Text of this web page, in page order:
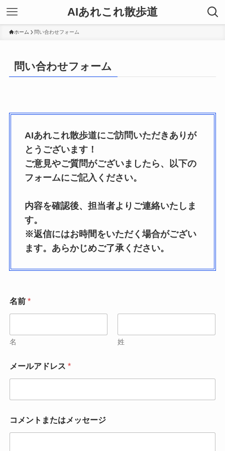
AIあれこれ散歩道
ホーム 問い合わせフォーム
問い合わせフォーム
AIあれこれ散歩道にご訪問いただきありが
とうございます！
ご意見やご質問がございましたら、以下の
フォームにご記入ください。
内容を確認後、担当者よりご連絡いたしま
す。
※返信にはお時間をいただく場合がござい
ます。あらかじめご了承ください。
名前 *
名 姓
前
コ
ま
た
は
メールアドレス *
メ
ー
コメントまたはメッセージ